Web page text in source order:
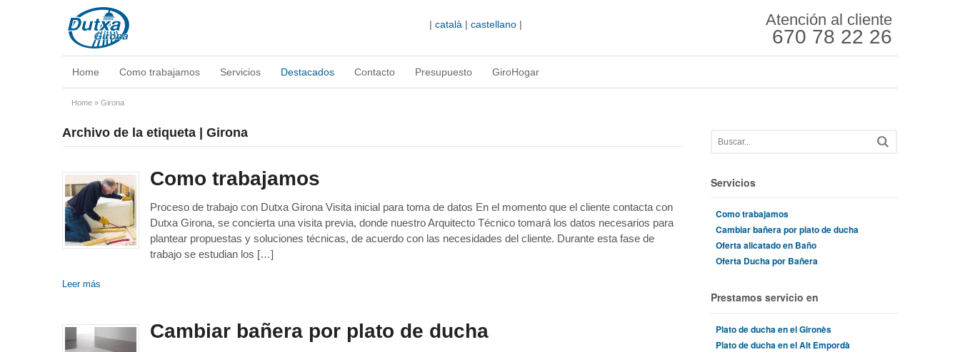
|català |castellano | Atención al cliente
670 78 22 26
Home Como trabajamos Servicios Destacados Contacto Presupuesto GiroHogar
Home » Girona
Archivo de la etiqueta | Girona
Como trabajamos
Proceso de trabajo con Dutxa Girona Visita inicial para toma de datos En el momento que el cliente contacta con
Dutxa Girona, se concierta una visita previa, donde nuestro Arquitecto Técnico tomará los datos necesarios para
plantear propuestas y soluciones técnicas, de acuerdo con las necesidades del cliente. Durante esta fase de
trabajo se estudian los […]
Leer más
Cambiar bañera por plato de ducha
Servicios
Como trabajamos
Cambiar bañera por plato de ducha
Oferta alicatado en Baño
Oferta Ducha por Bañera
Prestamos servicio en
Plato de ducha en el Gironès
Plato de ducha en el Alt Empordà